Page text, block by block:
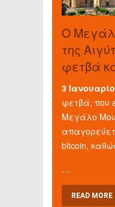
O
της
φετβά
3
φετβά, που
Μεγάλο
bitcoin,
…
READ MORE